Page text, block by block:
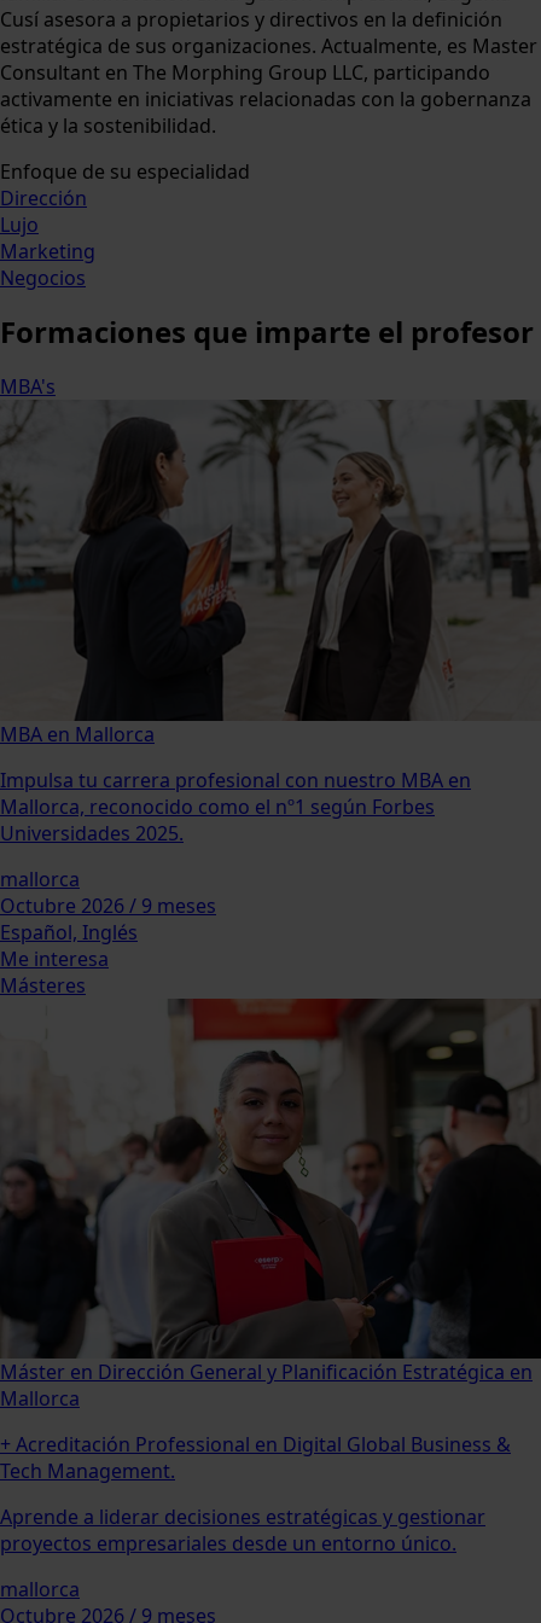
Cusí asesora a propietarios y directivos en la definición
estratégica de sus organizaciones. Actualmente, es Master
Consultant en The Morphing Group LLC, participando
activamente en iniciativas relacionadas con la gobernanza
ética y la sostenibilidad.
Enfoque de su especialidad
Dirección
Lujo
Marketing
Negocios
Formaciones que imparte el profesor
MBA's
MBA en Mallorca
Impulsa tu carrera profesional con nuestro MBA en
Mallorca, reconocido como el nº1 según Forbes
Universidades 2025.
mallorca
Octubre 2026 / 9 meses
Español, Inglés
Me interesa
Másteres
Máster en Dirección General y Planificación Estratégica en
Mallorca
+ Acreditación Professional en Digital Global Business &
Tech Management.
Aprende a liderar decisiones estratégicas y gestionar
proyectos empresariales desde un entorno único.
mallorca
Octubre 2026 / 9 meses